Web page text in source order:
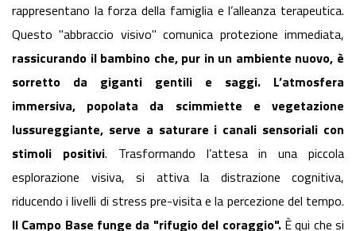
rappresentano la forza della famiglia e l’alleanza terapeutica.
Questo "abbraccio visivo" comunica protezione immediata,
rassicurando il bambino che, pur in un ambiente nuovo, è
sorretto da giganti gentili e saggi. L’atmosfera
immersiva, popolata da scimmiette e vegetazione
lussureggiante, serve a saturare i canali sensoriali con
stimoli positivi. Trasformando l’attesa in una piccola
esplorazione visiva, si attiva la distrazione cognitiva,
riducendo i livelli di stress pre-visita e la percezione del tempo.
Il Campo Base funge da "rifugio del coraggio".È qui che si